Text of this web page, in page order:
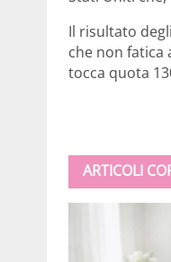
Il risultato
che non fatica
tocca quota
ARTICOLI